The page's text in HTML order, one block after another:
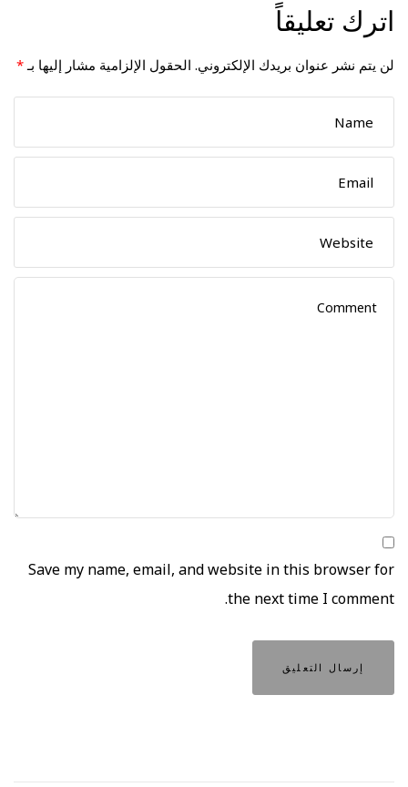
اترك تعليقاً
لن يتم نشر عنوان بريدك الإلكتروني. الحقول الإلزامية مشار إليها بـ *
Save my name, email, and website in this browser for
the next time I comment.